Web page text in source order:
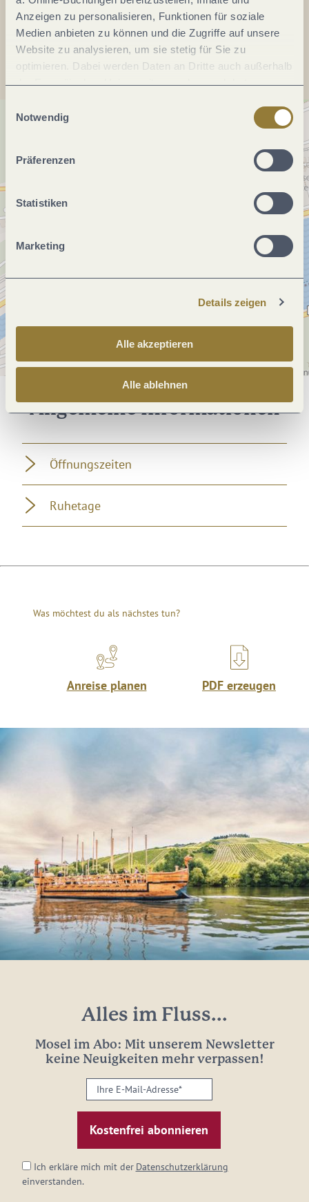
Anzeigen zu personalisieren, Funktionen für soziale
Medien anbieten zu können und die Zugriffe auf unsere
Website zu analysieren, um sie stetig für Sie zu
optimieren. Dabei werden Daten an Dritte auch außerhalb
der Europäischen Union weitergegeben und dort
jederzeit widerrufen werden. Mit der Auswahl "Alle
ablehnen" kann es zu Beeinträchtigungen in der Nutzung
Notwendig
Präferenzen
Statistiken
Marketing
Details zeigen
Alle akzeptieren
Alle ablehnen
Anreise planen
Allgemeine Informationen
Öffnungszeiten
Ruhetage
Was möchtest du als nächstes tun?
Anreise planen PDF erzeugen
Alles im Fluss...
Mosel im Abo: Mit unserem Newsletter
keine Neuigkeiten mehr verpassen!
Ihre
E-
Mail-
Adresse:
Ich erkläre mich mit der Datenschutzerklärung
einverstanden.